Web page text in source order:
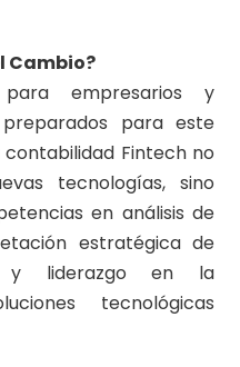
Cambio?
empresarios y
para este
Fintech no
tecnologías, sino
en análisis de
estratégica de
y liderazgo en la
tecnológicas